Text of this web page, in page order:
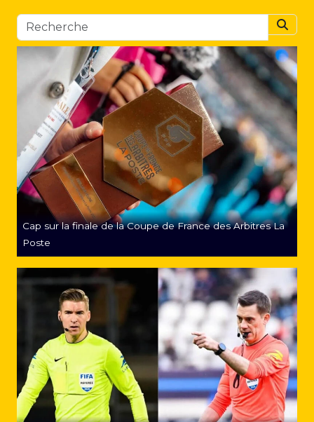
Cap sur la finale de la Coupe de France des Arbitres La
Poste